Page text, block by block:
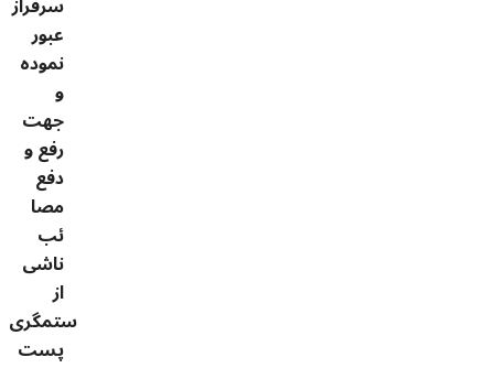
عبور
نموده
و
جهت
رفع و
دفع
مصا
ئب
ناشی
از
ستمگری
پست